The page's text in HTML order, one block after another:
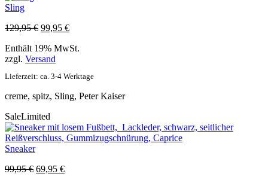
Sling
129,95€ Ursprünglicher
war:
129,95 €
99,95 €Aktueller
ist:
Enthält 19% MwSt.
zzgl. Versand
Lieferzeit: ca. 3-4 Werktage
creme, spitz, Sling, Peter Kaiser
SaleLimited
Sneaker
99,95€ Ursprünglicher
69,95 €Aktueller